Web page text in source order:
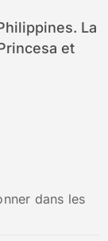
et
dans les